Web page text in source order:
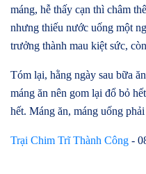
máng, hễ thấy cạn thì châm
nhưng thiếu nước uống một
trưởng thành mau kiệt sức,
Tóm lại, hằng ngày sau bữa
máng ăn nên gom lại đổ bỏ
hết. Máng ăn, máng uống
Trại Chim Trĩ Thành Công -